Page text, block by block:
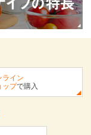
ライン
ップで購入